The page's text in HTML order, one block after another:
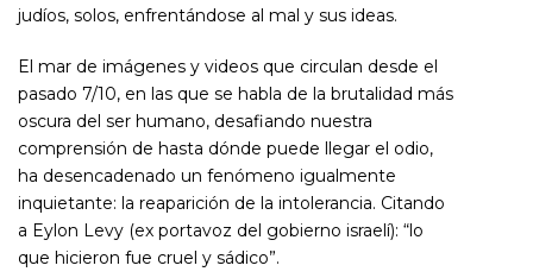
judíos, solos, enfrentándose al mal y sus ideas.
El mar de imágenes y videos que circulan desde el
pasado 7/10, en las que se habla de la brutalidad más
oscura del ser humano, desafiando nuestra
comprensión de hasta dónde puede llegar el odio,
ha desencadenado un fenómeno igualmente
inquietante: la reaparición de la intolerancia. Citando
a Eylon Levy (ex portavoz del gobierno israelí): “lo
que hicieron fue cruel y sádico”.